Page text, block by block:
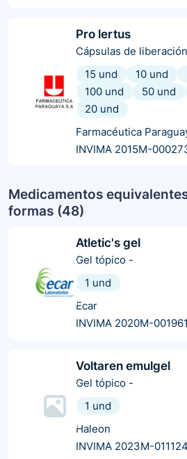
Pro lertus
Cápsulas de
15 und
10 und
100 und
50 und
20 und
Farmacéutica
INVIMA 2015M-
Medicamentos
formas (48)
Atletic's gel
Gel tópico -
1 und
Ecar
INVIMA 2020M-
Voltaren emulgel
Gel tópico -
1 und
Haleon
INVIMA 2023M-